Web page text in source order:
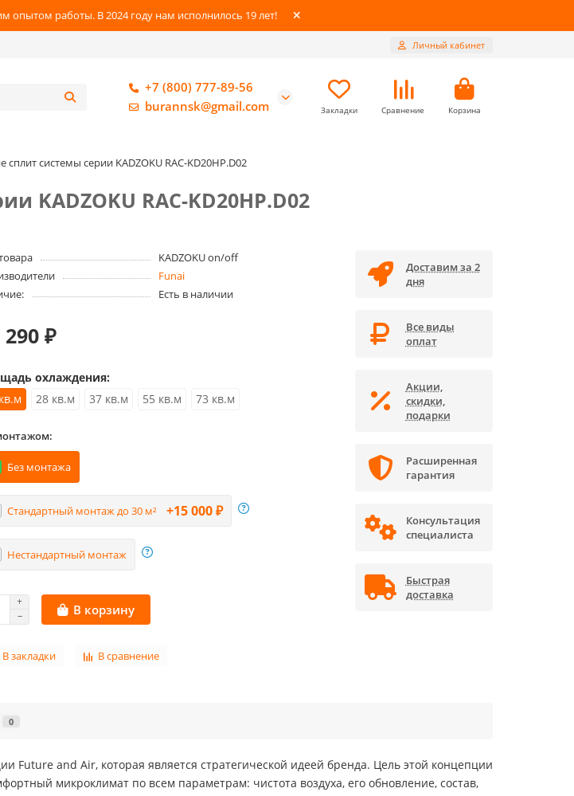
опытом работы. В 2024 году нам исполнилось 19 лет!
Личный кабинет
+7 (800) 777-89-56
burannsk@gmail.com
Закладки Сравнение Корзина
сплит системы серии KADZOKU RAC-KD20HP.D02
KADZOKU RAC-KD20HP.D02
KADZOKU on/off
Funai
Есть в наличии
290 ₽
охлаждения:
28 кв.м 37 кв.м 55 кв.м 73 кв.м
Без монтажа
Стандартный монтаж до 30 м²+15 000 ₽
Нестандартный монтаж
В корзину
В закладки В сравнение
Доставим за 2
дня
Все виды
оплат
Акции,
скидки,
подарки
Расширенная
гарантия
Консультация
специалиста
Быстрая
доставка
0
Future and Air, которая является стратегической идеей бренда. Цель этой концепции
микроклимат по всем параметрам: чистота воздуха, его обновление, состав,